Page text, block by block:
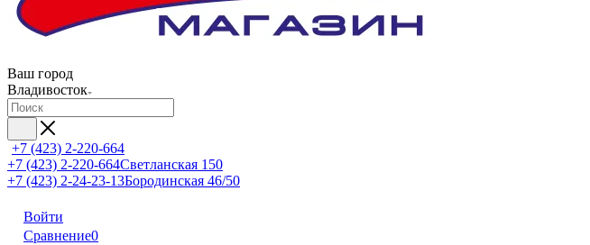
Ваш город
Владивосток
+7 (423) 2-220-664
+7 (423) 2-220-664Светланская 150
+7 (423) 2-24-23-13Бородинская 46/50
Войти
Сравнение0